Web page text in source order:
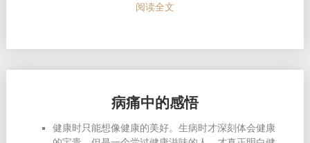
阅读全文
病痛中的感悟
健康时只能想像健康的美好。生病时才深刻体会健康